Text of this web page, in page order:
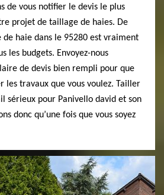
de vous notifier le devis le plus
projet de taillage de haies. De
haie dans le 95280 est vraiment
les budgets. Envoyez-nous
de devis bien rempli pour que
les travaux que vous voulez. Tailler
sérieux pour Panivello david et son
donc qu’une fois que vous soyez